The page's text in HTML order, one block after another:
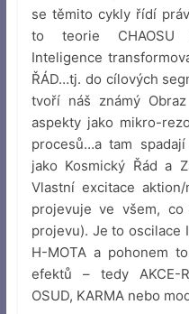
se těmito cykly řídí
to teorie CHAOSU
Inteligence
ŘÁD…tj. do cílových
tvoří náš známý
aspekty jako mikro-
procesů…a tam
jako Kosmický Řád a
Vlastní excitace
projevuje ve všem,
projevu). Je to oscilace
H-MOTA a pohonem
efektů – tedy AKCE-
OSUD, KARMA nebo